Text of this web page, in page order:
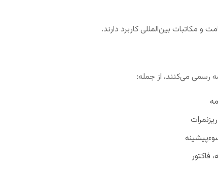
مکاتبات بین‌المللی کاربرد دارند.
رسمی می‌کنند، از جمله:
فاکتور